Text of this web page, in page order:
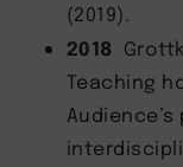
(2019).
2018
Teaching